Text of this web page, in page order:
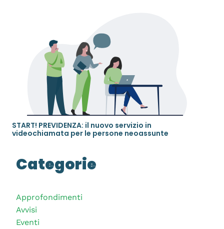
START! PREVIDENZA: il nuovo servizio in
videochiamata per le persone neoassunte
Categorie
Approfondimenti
Avvisi
Eventi